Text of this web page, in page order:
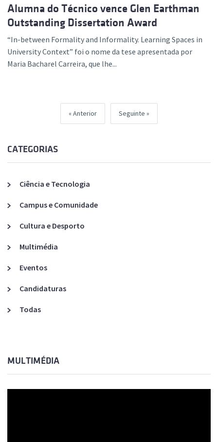
Alumna do Técnico vence Glen Earthman
Outstanding Dissertation Award
“In-between Formality and Informality. Learning Spaces in
University Context” foi o nome da tese apresentada por
Maria Bacharel Carreira, que lhe...
Anterior Seguinte
CATEGORIAS
Ciência e Tecnologia
Campus e Comunidade
Cultura e Desporto
Multimédia
Eventos
Candidaturas
Todas
MULTIMÉDIA